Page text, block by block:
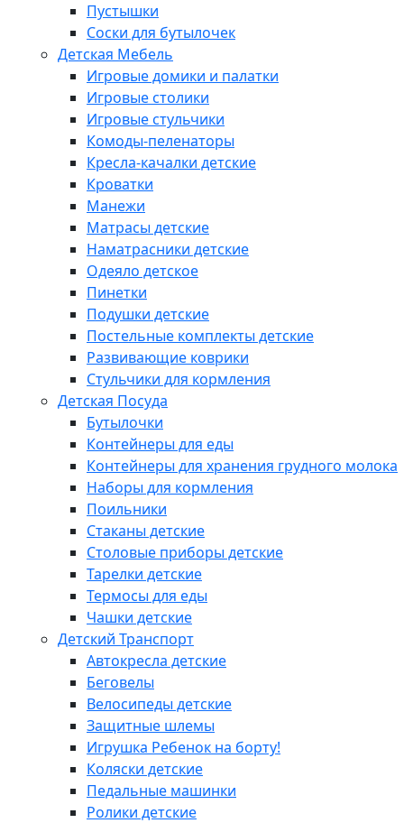
Пустышки
Соски для бутылочек
Детская Мебель
Игровые домики и палатки
Игровые столики
Игровые стульчики
Комоды-пеленаторы
Кресла-качалки детские
Кроватки
Манежи
Матрасы детские
Наматрасники детские
Одеяло детское
Пинетки
Подушки детские
Постельные комплекты детские
Развивающие коврики
Стульчики для кормления
Детская Посуда
Бутылочки
Контейнеры для еды
Контейнеры для хранения грудного молока
Наборы для кормления
Поильники
Стаканы детские
Столовые приборы детские
Тарелки детские
Термосы для еды
Чашки детские
Детский Транспорт
Автокресла детские
Беговелы
Велосипеды детские
Защитные шлемы
Игрушка Ребенок на борту!
Коляски детские
Педальные машинки
Ролики детские